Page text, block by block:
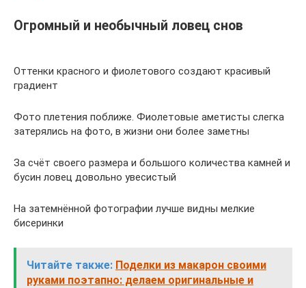
Огромный и необычный ловец снов
Оттенки красного и фиолетового создают красивый
градиент
Фото плетения поближе. Фиолетовые аметисты слегка
затерялись на фото, в жизни они более заметны
За счёт своего размера и большого количества камней и
бусин ловец довольно увесистый
На затемнённой фотографии лучше видны мелкие
бисеринки
Читайте также: Поделки из макарон своими
руками поэтапно: делаем оригинальные и